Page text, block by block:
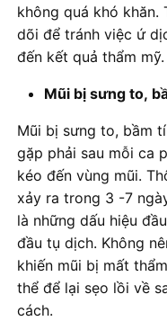
không quá khó khăn.
dõi để tránh việc ứ
đến kết quả thẩm mỹ.
Mũi bị sưng to,
Mũi bị sưng to, bầm
gặp phải sau mỗi ca
kéo đến vùng mũi.
xảy ra trong 3 -7
là những dấu hiệu
đầu tụ dịch. Không
khiến mũi bị mất
thể để lại sẹo lồi về
cách.